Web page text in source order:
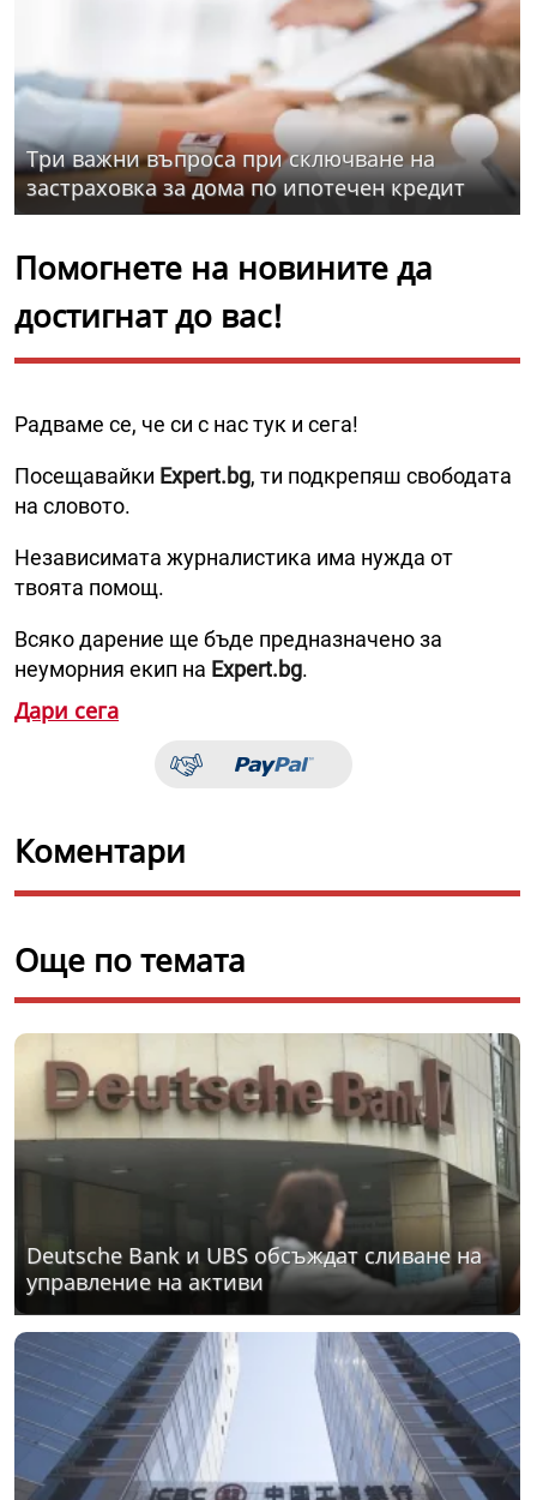
Три важни въпроса при сключване на
застраховка за дома по ипотечен кредит
Помогнете на новините да
достигнат до вас!
Радваме се, че си с нас тук и сега!
Посещавайки Expert.bg, ти подкрепяш свободата
на словото.
Независимата журналистика има нужда от
твоята помощ.
Всяко дарение ще бъде предназначено за
неуморния екип на Expert.bg.
Дари сега
Коментари
Още по темата
Deutsche Bank и UBS обсъждат сливане на
управление на активи